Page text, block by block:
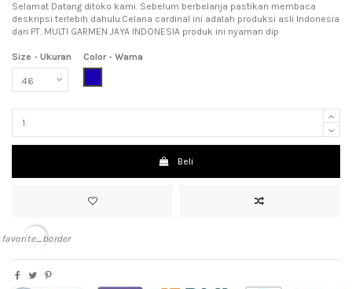
Selamat Datang ditoko kami. Sebelum berbelanja pastikan membaca
deskripsi terlebih dahulu.Celana cardinal ini adalah produksi asli Indonesia
dari PT. MULTI GARMEN JAYA INDONESIA produk ini nyaman dip
Size - Ukuran
Color - Warna
Beli
favorite_border